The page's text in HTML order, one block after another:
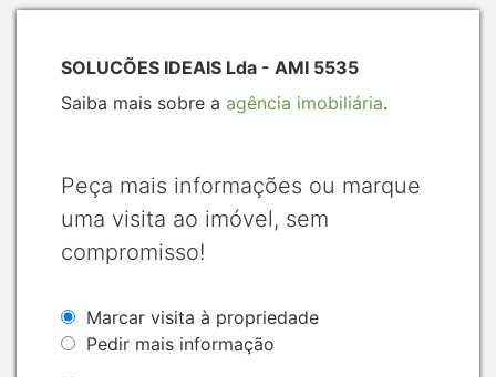
SOLUCÕES IDEAIS Lda - AMI 5535
Saiba mais sobre a agência imobiliária.
Peça mais informações ou marque
uma visita ao imóvel, sem
compromisso!
Marcar visita à propriedade
Pedir mais informação